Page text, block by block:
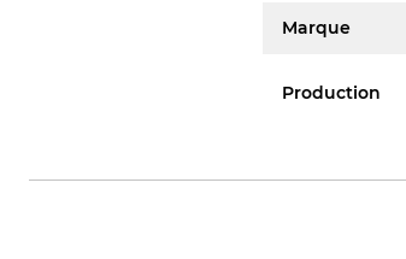
Marque
Production